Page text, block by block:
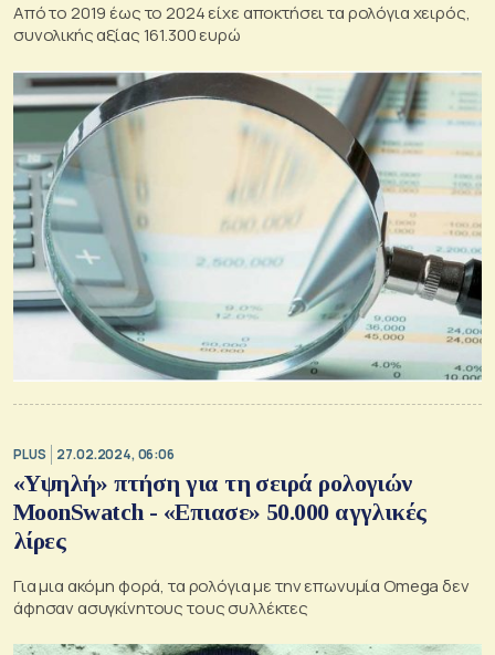
Από το 2019 έως το 2024 είχε αποκτήσει τα ρολόγια χειρός,
συνολικής αξίας 161.300 ευρώ
PLUS 27.02.2024, 06:06
«Υψηλή» πτήση για τη σειρά ρολογιών
MoonSwatch - «Επιασε» 50.000 αγγλικές
λίρες
Για μια ακόμη φορά, τα ρολόγια με την επωνυμία Omega δεν
άφησαν ασυγκίνητους τους συλλέκτες